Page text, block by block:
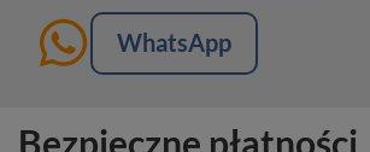
WhatsApp
Bezpieczne płatności